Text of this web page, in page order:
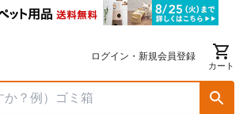
ログイン・新規会員登録
カート